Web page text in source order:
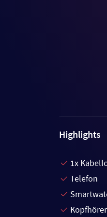
Highlights
1x
Telefon
Kopfhörer